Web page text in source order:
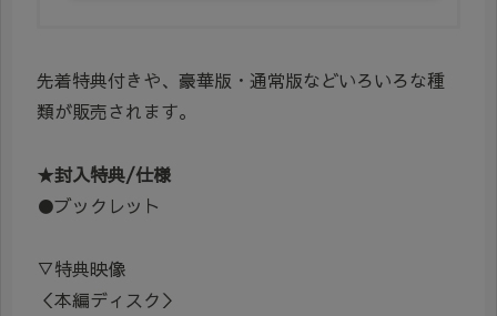
先着特典付きや、豪華版・通常版などいろいろな種
類が販売されます。
★封入特典/仕様
●ブックレット
▽特典映像
＜本編ディスク＞